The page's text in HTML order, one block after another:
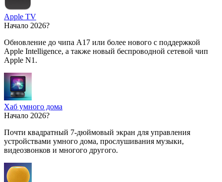
Apple TV
Начало 2026?
Обновление до чипа A17 или более нового с поддержкой
Apple Intelligence, а также новый беспроводной сетевой чип
Apple N1.
Хаб умного дома
Начало 2026?
Почти квадратный 7-дюймовый экран для управления
устройствами умного дома, прослушивания музыки,
видеозвонков и многого другого.